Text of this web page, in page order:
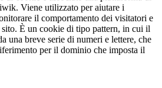
Viene utilizzato per aiutare i
il comportamento dei visitatori e
È un cookie di tipo pattern, in cui il
una breve serie di numeri e lettere, che
per il dominio che imposta il